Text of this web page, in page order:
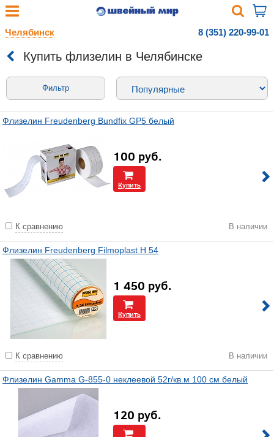
Челябинск 8 (351) 220-99-01
Купить флизелин в Челябинске
Фильтр
Флизелин Freudenberg Bundfix GP5 белый
100 руб.
Купить
К сравнению В наличии
Флизелин Freudenberg Filmoplast H 54
1 450 руб.
Купить
К сравнению В наличии
Флизелин Gamma G-855-0 неклеевой 52г/кв.м 100 см белый
120 руб.